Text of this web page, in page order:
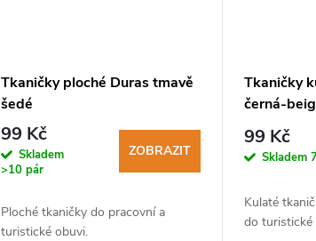
Tkaničky ploché Duras tmavě
šedé
99 Kč
Skladem
>10 pár
ZOBRAZIT
Ploché tkaničky do pracovní a
turistické obuvi.
Tkaničky
černá-
99 Kč
Skladem
Kulaté
do turistické